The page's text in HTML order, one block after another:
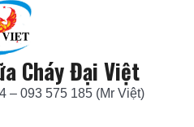
Cháy Đại Việt
– 093 575 185 (Mr Việt)